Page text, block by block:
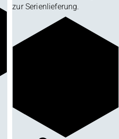
zur Serienlieferung.